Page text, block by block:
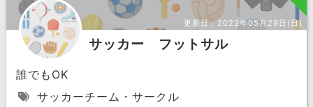
更新日：2022年05月29日(日)
サッカー フットサル
誰でもOK
サッカーチーム・サークル